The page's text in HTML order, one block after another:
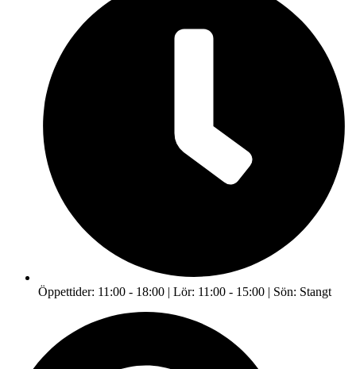
Öppettider: 11:00 - 18:00 | Lör: 11:00 - 15:00 | Sön: Stangt